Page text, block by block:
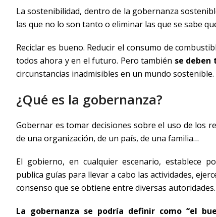
La sostenibilidad, dentro de la gobernanza
las que no lo son tanto o eliminar las que se sabe
Reciclar es bueno. Reducir el consumo de
todos ahora y en el futuro. Pero también se deben
circunstancias inadmisibles en un mundo sostenible.
¿Qué es la gobernanza?
Gobernar es tomar decisiones sobre el uso de los
de una organización, de un país, de una familia…
El gobierno, en cualquier escenario, establece
publica guías para llevar a cabo las actividades,
consenso que se obtiene entre diversas autoridades.
La gobernanza se podría definir como “el